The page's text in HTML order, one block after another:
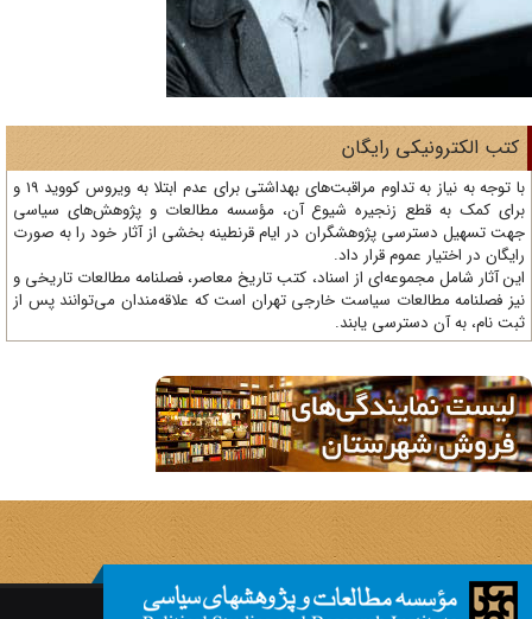
رایگان
با توجه به نیاز به تداوم مراقبت‌های بهداشتی برای عدم ابتلا به ویروس کووید 19 و
زنجیره شیوع آن، مؤسسه مطالعات و پژوهش‌های سیاسی
پژوهشگران در ایام قرنطینه بخشی از آثار خود را به صورت
قرار داد.
از اسناد، کتب تاریخ معاصر، فصلنامه‌ مطالعات تاریخی و
سیاست خارجی تهران است که علاقه‌مندان می‌توانند پس از
یابند.